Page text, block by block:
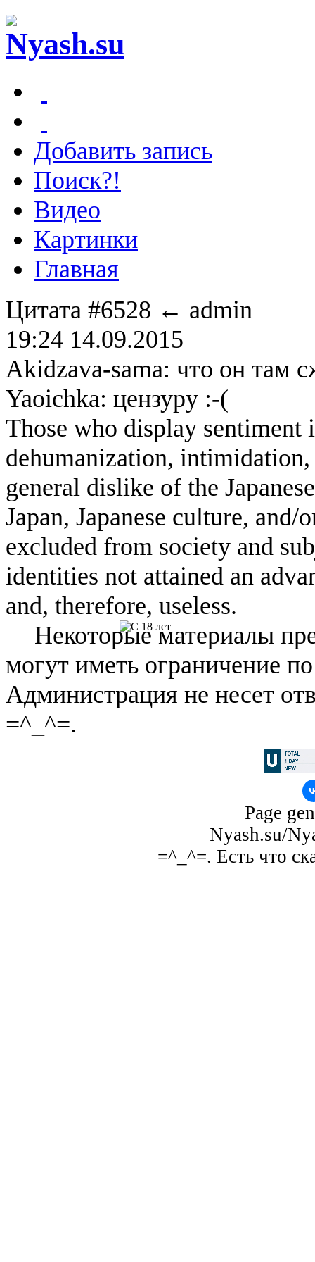
Добавить запись
Поиск?!
Видео
Картинки
Главная
Цитата #6528 ← admin
19:24 14.09.2015
Akidzava-sama: что он там
Yaoichka: цензуру :-(
Those who display
dehumanization,
general dislike of the
Japan, Japanese culture, and/
excluded from society and
identities not attained an
and, therefore, useless.
Некоторые материалы
могут иметь ограничение
Администрация не несет
=^_^=.
Page
Nyash.su/
=^_^=. Есть что